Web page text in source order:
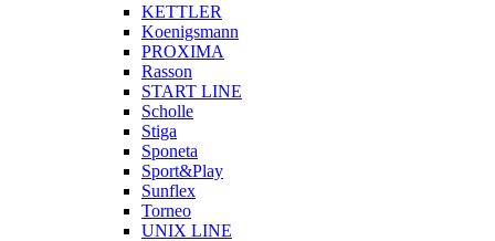
KETTLER
Koenigsmann
PROXIMA
Rasson
START LINE
Scholle
Stiga
Sponeta
Sport&Play
Sunflex
Torneo
UNIX LINE